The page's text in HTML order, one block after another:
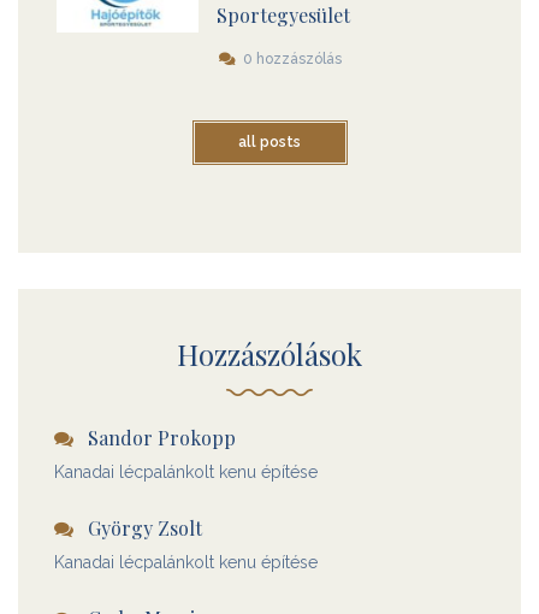
Sportegyesület
0 hozzászólás
all posts
Hozzászólások
Sandor Prokopp
Kanadai lécpalánkolt kenu építése
György Zsolt
Kanadai lécpalánkolt kenu építése